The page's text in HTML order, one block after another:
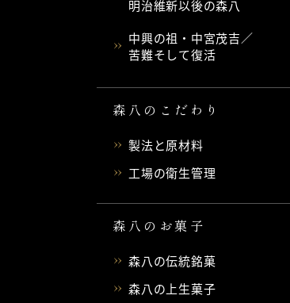
明治維新以後の森八
中興の祖・中宮茂吉／
苦難そして復活
森八のこだわり
製法と原材料
工場の衛生管理
森八のお菓子
森八の伝統銘菓
森八の上生菓子